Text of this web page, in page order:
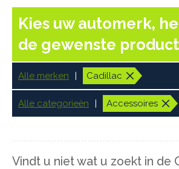
Kies uw automerk,
de gewenste
Alle merken Cadillac
Alle categorieën Accessoires
Vindt u niet wat u zoekt in de